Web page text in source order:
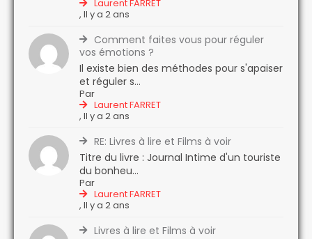
Laurent FARRET
,Il y a 2 ans
Comment faites vous pour réguler
vos émotions ?
Il existe bien des méthodes pour s'apaiser
et réguler s...
Par
Laurent FARRET
,Il y a 2 ans
RE: Livres à lire et Films à voir
Titre du livre : Journal Intime d'un touriste
du bonheu...
Par
Laurent FARRET
,Il y a 2 ans
Livres à lire et Films à voir